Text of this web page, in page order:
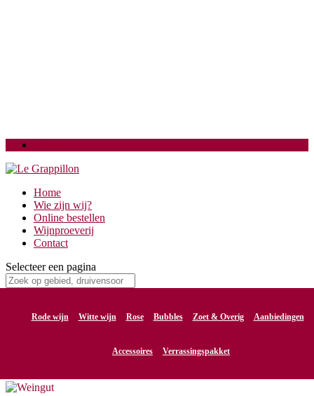
Home
Wie zijn wij?
Online bestellen
Wijnproeverij
Contact
Selecteer een pagina
Rode wijn Witte wijn Rose Bubbles Zoet & Overig Aanbiedingen
Accessoires Verrassingspakket
Riesling